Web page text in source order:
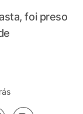
foi preso